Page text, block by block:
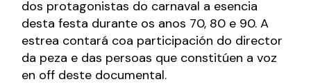
dos protagonistas do carnaval a esencia
desta festa durante os anos 70, 80 e 90. A
estrea contará coa participación do director
da peza e das persoas que constitúen a voz
en off deste documental.